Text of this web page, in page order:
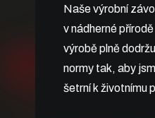
Naše výrobní
v nádherné
výrobě plně
normy tak, aby
šetrní k životnímu